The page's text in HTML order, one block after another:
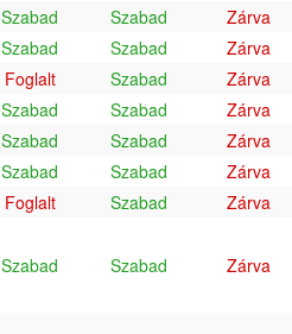
Szabad Szabad
Zárva
Szabad Szabad
Zárva
Foglalt Szabad
Zárva
Szabad Szabad
Zárva
Szabad Szabad
Zárva
Szabad Szabad
Zárva
Foglalt Szabad
Zárva
Szabad Szabad Zárva